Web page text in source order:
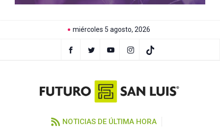
miércoles 5 agosto, 2026
NOTICIAS DE ÚLTIMA HORA